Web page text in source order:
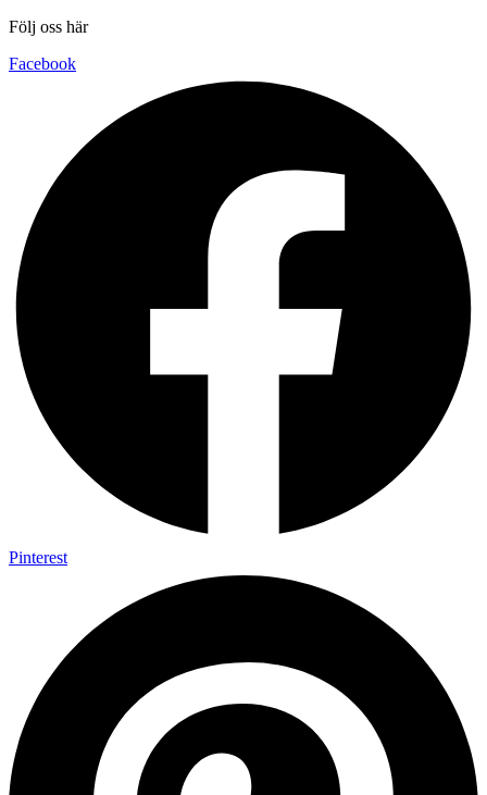
Följ oss här
Facebook
Pinterest